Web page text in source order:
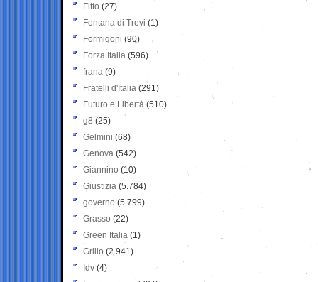
Fitto (27)
Fontana di Trevi (1)
Formigoni (90)
Forza Italia (596)
frana (9)
Fratelli d'Italia (291)
Futuro e Libertà (510)
g8 (25)
Gelmini (68)
Genova (542)
Giannino (10)
Giustizia (5.784)
governo (5.799)
Grasso (22)
Green Italia (1)
Grillo (2.941)
Idv (4)